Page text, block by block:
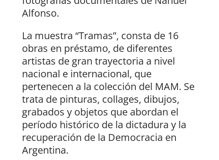
Alfonso.
La muestra “Tramas”, consta de 16
obras en préstamo, de diferentes
artistas de gran trayectoria a nivel
nacional e internacional, que
pertenecen a la colección del MAM. Se
trata de pinturas, collages, dibujos,
grabados y objetos que abordan el
período histórico de la dictadura y la
recuperación de la Democracia en
Argentina.